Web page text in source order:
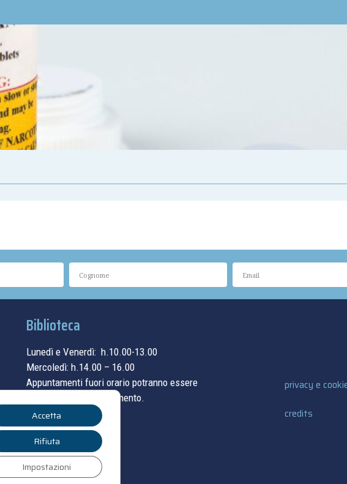
Biblioteca
Lunedì e Venerdì: h.10.00-13.00
Mercoledì: h.14.00 – 16.00
Appuntamenti fuori orario potranno essere
concordati su appuntamento.
privacy e
credits
Accetta
Rifiuta
Impostazioni